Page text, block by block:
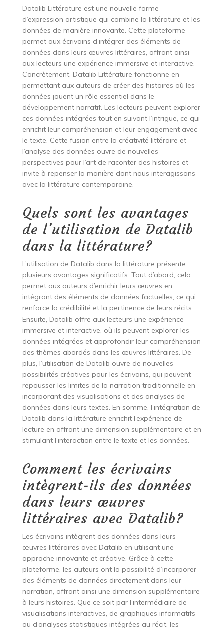
Datalib Littérature est une nouvelle forme
d’expression artistique qui combine la littérature et les
données de manière innovante. Cette plateforme
permet aux écrivains d’intégrer des éléments de
données dans leurs œuvres littéraires, offrant ainsi
aux lecteurs une expérience immersive et interactive.
Concrètement, Datalib Littérature fonctionne en
permettant aux auteurs de créer des histoires où les
données jouent un rôle essentiel dans le
développement narratif. Les lecteurs peuvent explorer
ces données intégrées tout en suivant l’intrigue, ce qui
enrichit leur compréhension et leur engagement avec
le texte. Cette fusion entre la créativité littéraire et
l’analyse des données ouvre de nouvelles
perspectives pour l’art de raconter des histoires et
invite à repenser la manière dont nous interagissons
avec la littérature contemporaine.
Quels sont les avantages
de l’utilisation de Datalib
dans la littérature?
L’utilisation de Datalib dans la littérature présente
plusieurs avantages significatifs. Tout d’abord, cela
permet aux auteurs d’enrichir leurs œuvres en
intégrant des éléments de données factuelles, ce qui
renforce la crédibilité et la pertinence de leurs récits.
Ensuite, Datalib offre aux lecteurs une expérience
immersive et interactive, où ils peuvent explorer les
données intégrées et approfondir leur compréhension
des thèmes abordés dans les œuvres littéraires. De
plus, l’utilisation de Datalib ouvre de nouvelles
possibilités créatives pour les écrivains, qui peuvent
repousser les limites de la narration traditionnelle en
incorporant des visualisations et des analyses de
données dans leurs textes. En somme, l’intégration de
Datalib dans la littérature enrichit l’expérience de
lecture en offrant une dimension supplémentaire et en
stimulant l’interaction entre le texte et les données.
Comment les écrivains
intègrent-ils des données
dans leurs œuvres
littéraires avec Datalib?
Les écrivains intègrent des données dans leurs
œuvres littéraires avec Datalib en utilisant une
approche innovante et créative. Grâce à cette
plateforme, les auteurs ont la possibilité d’incorporer
des éléments de données directement dans leur
narration, offrant ainsi une dimension supplémentaire
à leurs histoires. Que ce soit par l’intermédiaire de
visualisations interactives, de graphiques informatifs
ou d’analyses statistiques intégrées au récit, les